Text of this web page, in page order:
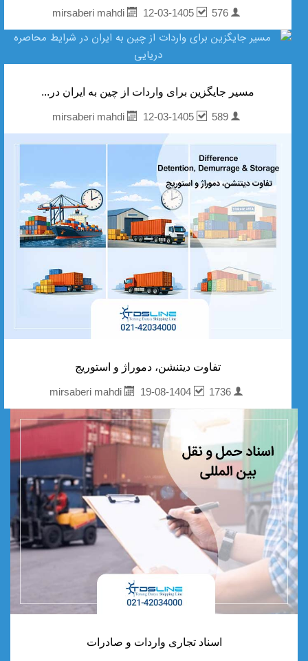
mirsaberi mahdi
12-03-1405 576
مسیر جایگزین برای واردات از چین به ایران در...
mirsaberi mahdi
12-03-1405 589
تفاوت دیتنشن، دموراژ و استوریج
mirsaberi mahdi
19-08-1404 1736
اسناد تجاری واردات و صادرات